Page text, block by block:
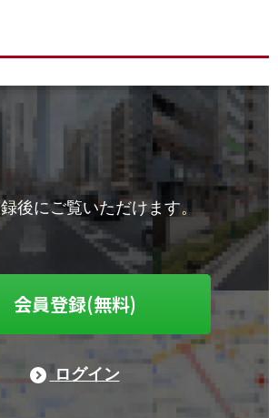
後にご覧いただけます。
会員登録(無料)
ログイン